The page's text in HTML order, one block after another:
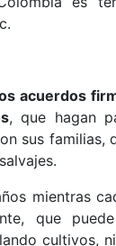
acuerdos
, que hagan
sus
mientras
que
cultivos,